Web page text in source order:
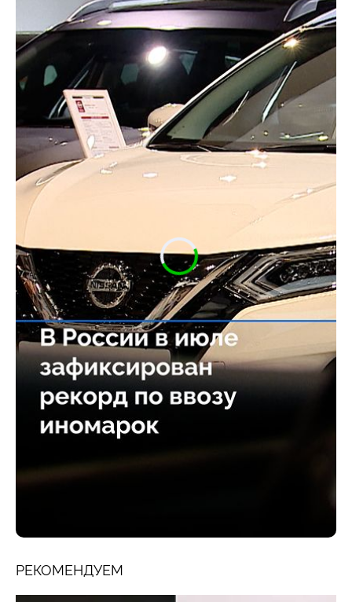
РЕКОМЕНДУЕМ